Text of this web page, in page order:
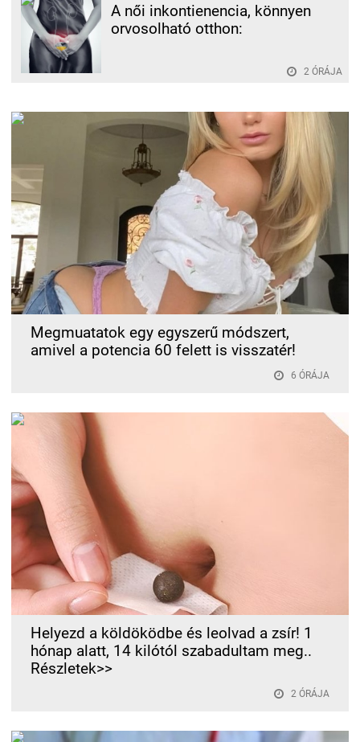
A női inkontienencia, könnyen
orvosolható otthon:
2 ÓRÁJA
Megmuatatok egy egyszerű módszert,
amivel a potencia 60 felett is visszatér!
6 ÓRÁJA
Helyezd a köldöködbe és leolvad a zsír! 1
hónap alatt, 14 kilótól szabadultam meg..
Részletek>>
2 ÓRÁJA